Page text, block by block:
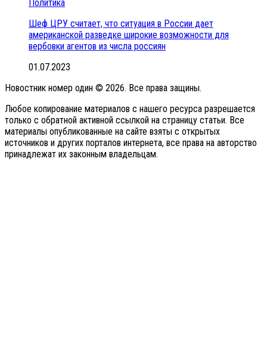
Политика
Шеф ЦРУ считает, что ситуация в России дает
американской разведке широкие возможности для
вербовки агентов из числа россиян
01.07.2023
Новостник номер один © 2026. Все права защины.
Любое копирование материалов с нашего ресурса разрешается
только с обратной активной ссылкой на страницу статьи. Все
материалы опубликованные на сайте взяты с открытых
источников и других порталов интернета, все права на авторство
принадлежат их законным владельцам.